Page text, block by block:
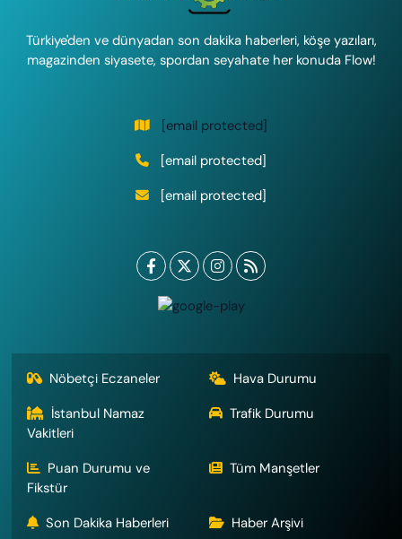
Türkiye'den ve dünyadan son dakika haberleri, köşe yazıları,
magazinden siyasete, spordan seyahate her konuda Flow!
[email protected]
[email protected]
[email protected]
Nöbetçi Eczaneler
Hava Durumu
İstanbul Namaz
Vakitleri
Trafik Durumu
Puan Durumu ve
Fikstür
Tüm Manşetler
Son Dakika Haberleri Haber Arşivi